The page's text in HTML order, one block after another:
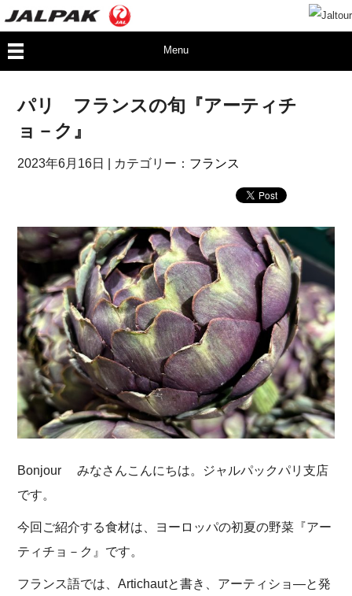
Menu
パリ フランスの旬『アーティチ
ョ－ク』
2023年6月16日 | カテゴリー： フランス
Bonjour みなさんこんにちは。ジャルパックパリ支店
です。
今回ご紹介する食材は、ヨーロッパの初夏の野菜『アー
ティチョ－ク』です。
フランス語では、Artichautと書き、アーティショ―と発